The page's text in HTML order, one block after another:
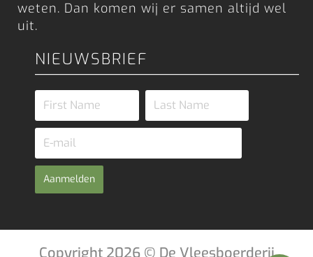
weten. Dan komen wij er samen altijd wel
uit.
NIEUWSBRIEF
Aanmelden